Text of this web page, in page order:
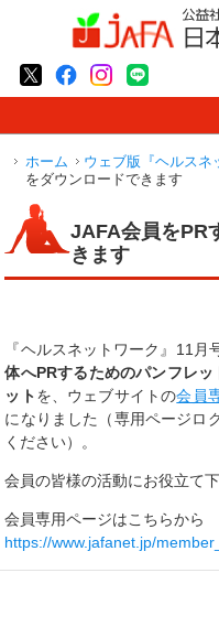
ホーム ウェブ版『ヘルスネ
をダウンロードできます
JAFA会員をPR
きます
『ヘルスネットワーク』11
体へPRするためのパンフレッ
ットを、ウェブサイトの会員
になりました（専用ページロ
ください）。
会員の皆様の活動にお役立て下
会員専用ページはこちらから
https://www.jafanet.jp/